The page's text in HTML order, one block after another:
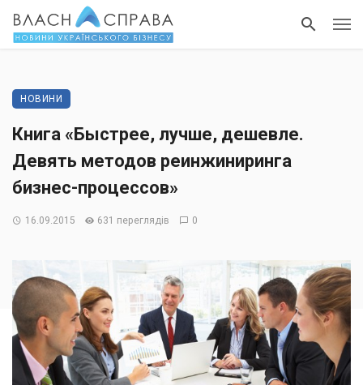
НОВИНИ
Книга «Быстрее, лучше, дешевле.
Девять методов реинжиниринга
бизнес-процессов»
16.09.2015 631 переглядів 0